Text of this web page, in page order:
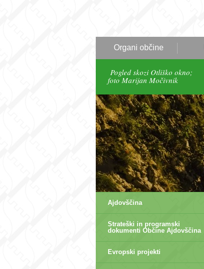
Organi občine
Pogled skozi Otliško okno;
foto Marijan Močivnik
Ajdovščina
Strateški in programski
dokumenti Občine Ajdovščina
Evropski projekti